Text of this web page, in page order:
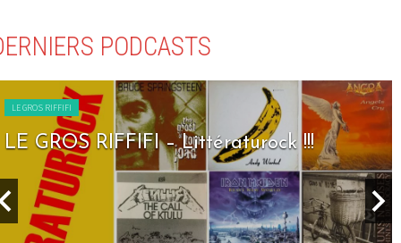
PODCASTS
LE GROS RIFFIFI
LE GROS RIFFIFI – Seven Days To